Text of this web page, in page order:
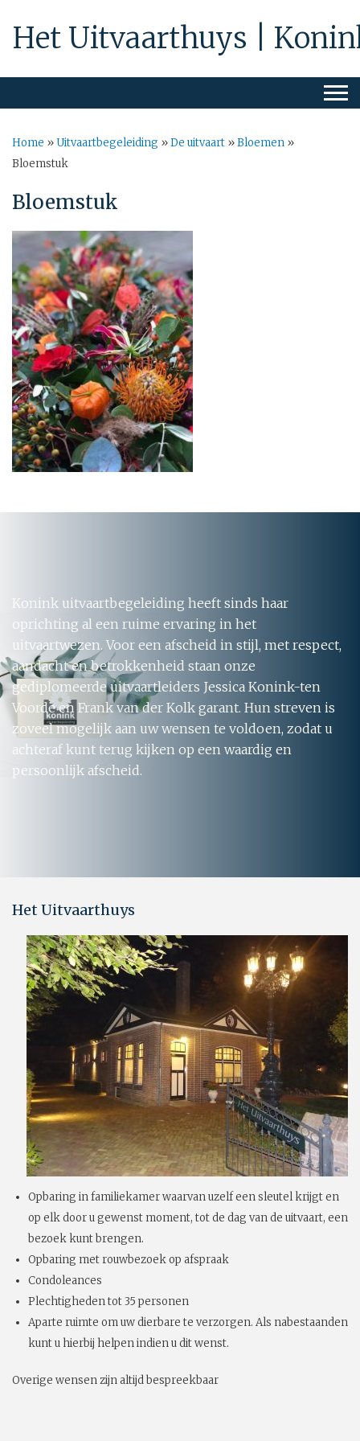
Het Uitvaarthuys |
Home »Uitvaartbegeleiding »De uitvaart »Bloemen »
Bloemstuk
Bloemstuk
Konink uitvaartbegeleiding heeft sinds haar
oprichting al een ruime ervaring in het
uitvaartwezen. Voor een afscheid in stijl, met respect,
aandacht en betrokkenheid staan onze
gediplomeerde uitvaartleiders Jessica Konink-ten
Voorde en Frank van der Kolk garant. Hun streven is
zoveel mogelijk aan uw wensen te voldoen, zodat u
achteraf kunt terug kijken op een waardig en
persoonlijk afscheid.
Het Uitvaarthuys
Opbaring in familiekamer waarvan uzelf een sleutel krijgt en
op elk door u gewenst moment, tot de dag van de uitvaart, een
bezoek kunt brengen.
Opbaring met rouwbezoek op afspraak
Condoleances
Plechtigheden tot 35 personen
Aparte ruimte om uw dierbare te verzorgen. Als nabestaanden
kunt u hierbij helpen indien u dit wenst.
Overige wensen zijn altijd bespreekbaar